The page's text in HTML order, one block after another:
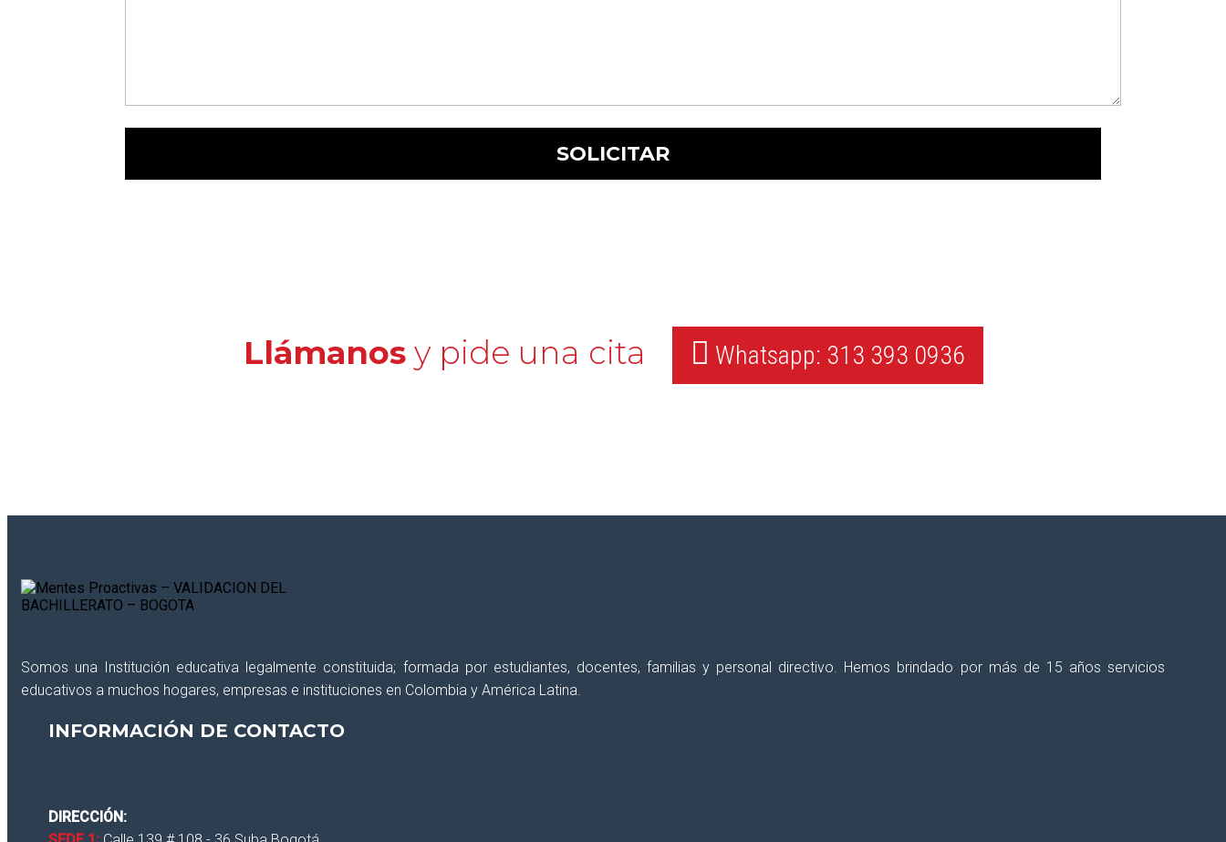
Llámanosy pide una cita Whatsapp: 313 393 0936
Somos una Institución educativa legalmente constituida; formada por estudiantes, docentes, familias y personal directivo. Hemos brindado por más de 15 años servicios
educativos a muchos hogares, empresas e instituciones en Colombia y América Latina.
INFORMACIÓN DE CONTACTO
DIRECCIÓN: